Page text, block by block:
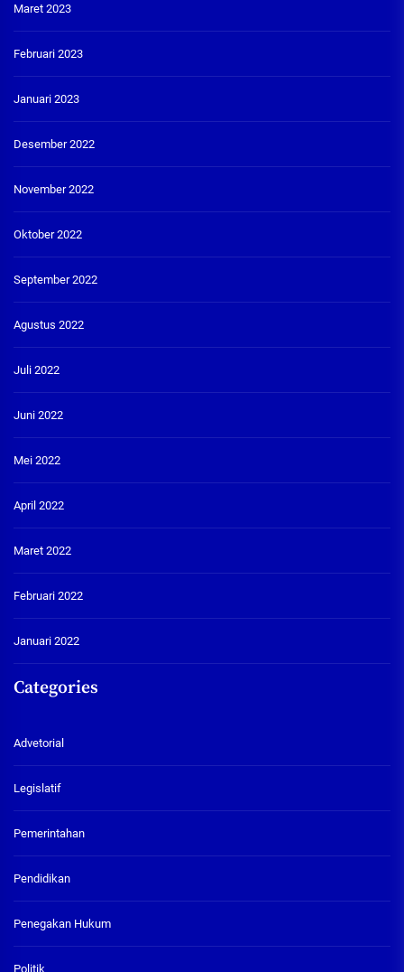
Maret 2023
Februari 2023
Januari 2023
Desember 2022
November 2022
Oktober 2022
September 2022
Agustus 2022
Juli 2022
Juni 2022
Mei 2022
April 2022
Maret 2022
Februari 2022
Januari 2022
Categories
Advetorial
Legislatif
Pemerintahan
Pendidikan
Penegakan Hukum
Politik